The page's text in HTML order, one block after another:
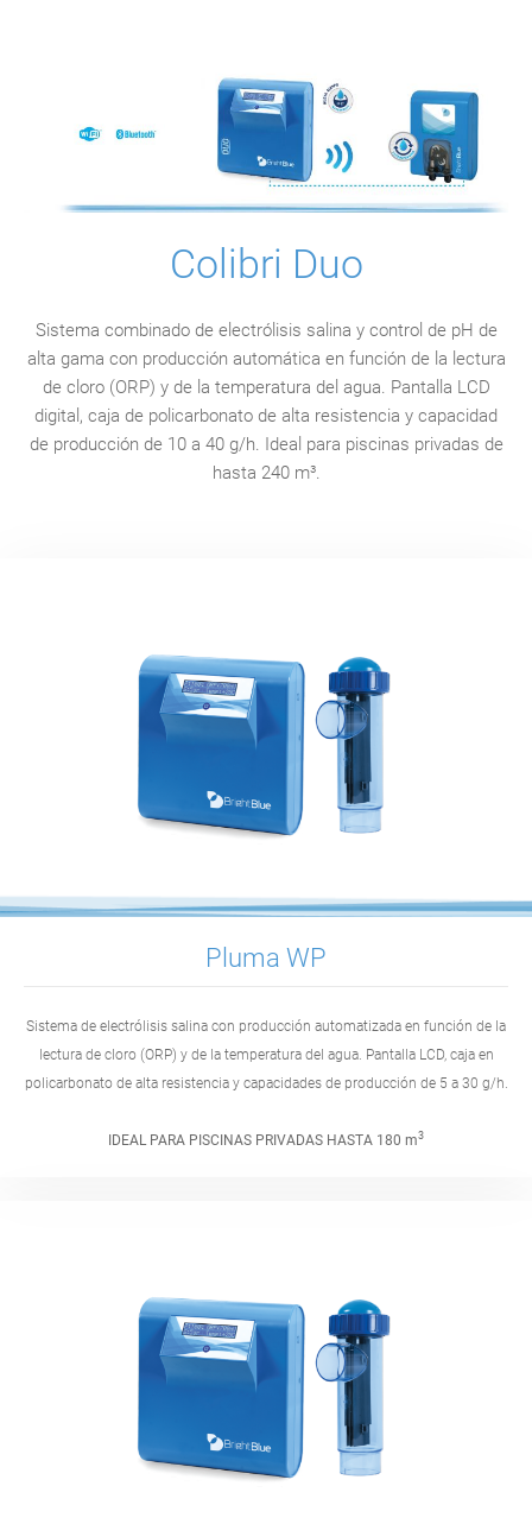
Colibri Duo
Sistema combinado de electrólisis salina y control de pH de
alta gama con producción automática en función de la lectura
de cloro (ORP) y de la temperatura del agua. Pantalla LCD
digital, caja de policarbonato de alta resistencia y capacidad
de producción de 10 a 40 g/h. Ideal para piscinas privadas de
hasta 240 m³.
Pluma WP
Sistema de electrólisis salina con producción automatizada en función de la
lectura de cloro (ORP) y de la temperatura del agua. Pantalla LCD, caja en
policarbonato de alta resistencia y capacidades de producción de 5 a 30 g/h.
IDEAL PARA PISCINAS PRIVADAS HASTA 180 m3